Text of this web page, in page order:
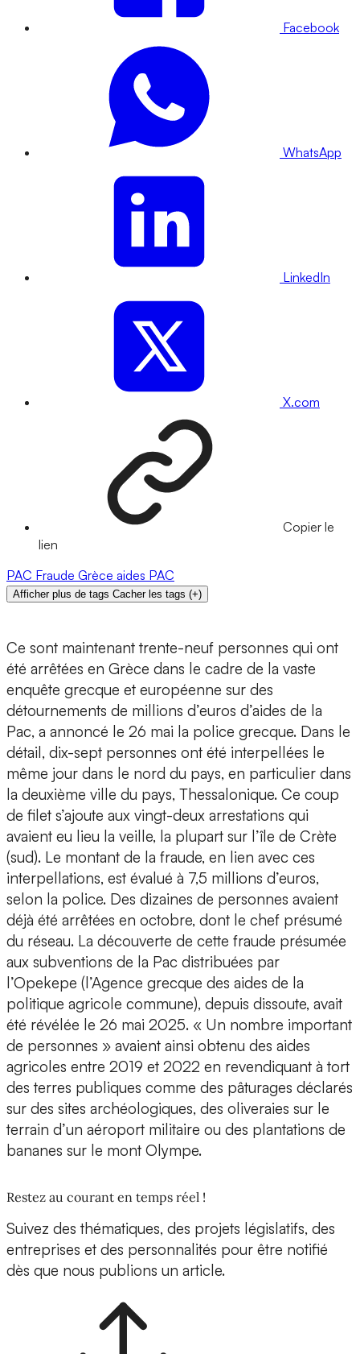
Facebook
WhatsApp
LinkedIn
X.com
Copier le
lien
PAC Fraude Grèce aides PAC
Afficher plus de tags Cacher les tags (+)
Ce sont maintenant trente-neuf personnes qui ont
été arrêtées en Grèce dans le cadre de la vaste
enquête grecque et européenne sur des
détournements de millions d’euros d’aides de la
Pac, a annoncé le 26 mai la police grecque. Dans le
détail, dix-sept personnes ont été interpellées le
même jour dans le nord du pays, en particulier dans
la deuxième ville du pays, Thessalonique. Ce coup
de filet s’ajoute aux vingt-deux arrestations qui
avaient eu lieu la veille, la plupart sur l’île de Crète
(sud). Le montant de la fraude, en lien avec ces
interpellations, est évalué à 7,5 millions d’euros,
selon la police. Des dizaines de personnes avaient
déjà été arrêtées en octobre, dont le chef présumé
du réseau. La découverte de cette fraude présumée
aux subventions de la Pac distribuées par
l’Opekepe (l’Agence grecque des aides de la
politique agricole commune), depuis dissoute, avait
été révélée le 26 mai 2025. « Un nombre important
de personnes » avaient ainsi obtenu des aides
agricoles entre 2019 et 2022 en revendiquant à tort
des terres publiques comme des pâturages déclarés
sur des sites archéologiques, des oliveraies sur le
terrain d’un aéroport militaire ou des plantations de
bananes sur le mont Olympe.
Restez au courant en temps réel !
Suivez des thématiques, des projets législatifs, des
entreprises et des personnalités pour être notifié
dès que nous publions un article.